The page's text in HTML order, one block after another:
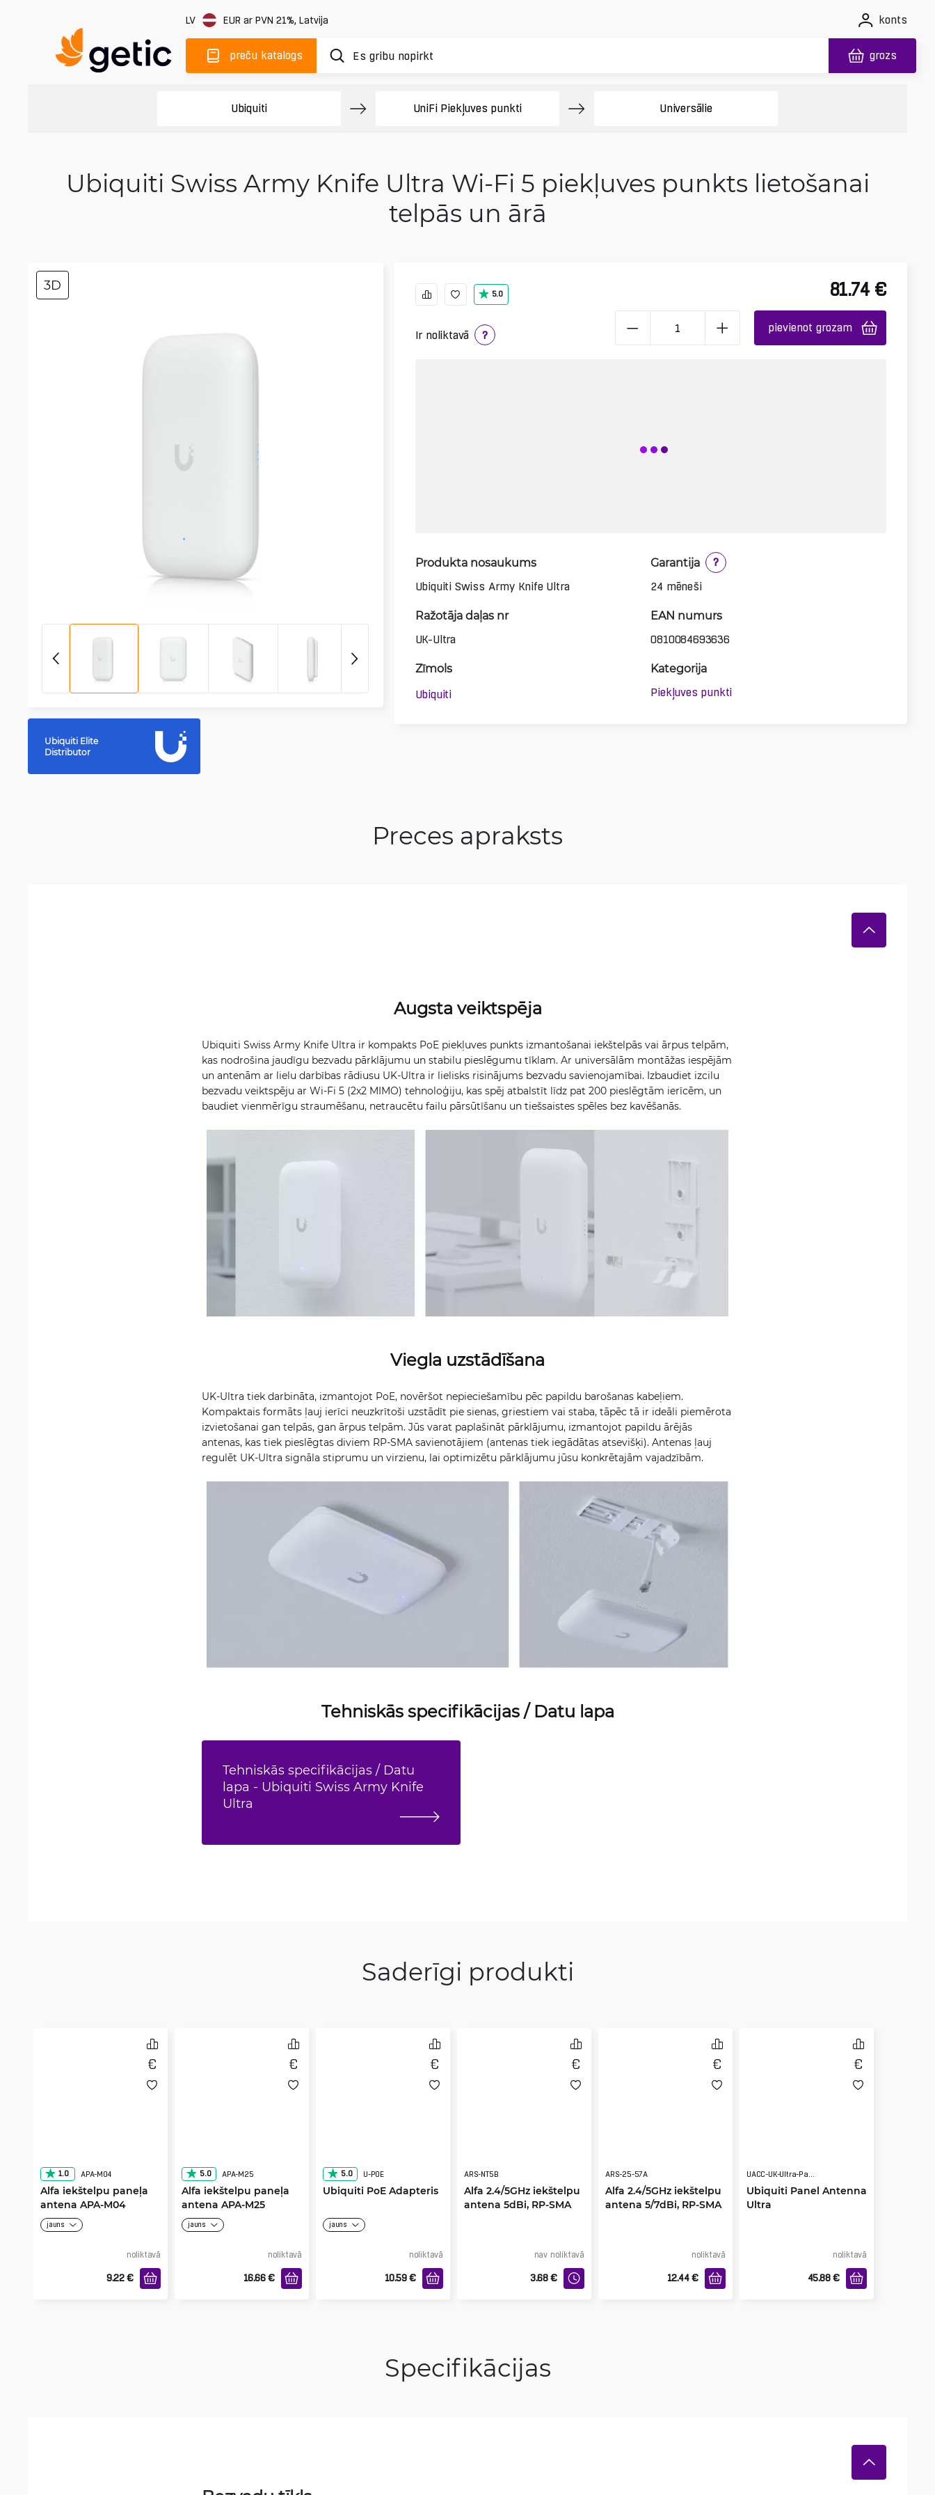
LV EUR ar PVN 21%, Latvija konts
preču katalogs grozs
Ubiquiti UniFi Piekļuves punkti Universālie
Ubiquiti Swiss Army Knife Ultra Wi-Fi 5 piekļuves punkts lietošanai
telpās un ārā
3D
Ubiquiti Elite
Distributor
5.0
Ir noliktavā ?
81.74 €
pievienot grozam
Produkta nosaukums
Ubiquiti Swiss Army Knife Ultra
Garantija
?
24 mēneši
Ražotāja daļas nr
UK-Ultra
EAN numurs
0810084693636
Zīmols
Ubiquiti
Kategorija
Piekļuves punkti
Preces apraksts
Augsta veiktspēja
Ubiquiti Swiss Army Knife Ultra ir kompakts PoE piekļuves punkts izmantošanai iekštelpās vai ārpus telpām,
kas nodrošina jaudīgu bezvadu pārklājumu un stabilu pieslēgumu tīklam. Ar universālām montāžas iespējām
un antenām ar lielu darbības rādiusu UK-Ultra ir lielisks risinājums bezvadu savienojamībai. Izbaudiet izcilu
bezvadu veiktspēju ar Wi-Fi 5 (2x2 MIMO) tehnoloģiju, kas spēj atbalstīt līdz pat 200 pieslēgtām ierīcēm, un
baudiet vienmērīgu straumēšanu, netraucētu failu pārsūtīšanu un tiešsaistes spēles bez kavēšanās.
Viegla uzstādīšana
UK-Ultra tiek darbināta, izmantojot PoE, novēršot nepieciešamību pēc papildu barošanas kabeļiem.
Kompaktais formāts ļauj ierīci neuzkrītoši uzstādīt pie sienas, griestiem vai staba, tāpēc tā ir ideāli piemērota
izvietošanai gan telpās, gan ārpus telpām. Jūs varat paplašināt pārklājumu, izmantojot papildu ārējās
antenas, kas tiek pieslēgtas diviem RP-SMA savienotājiem (antenas tiek iegādātas atsevišķi). Antenas ļauj
regulēt UK-Ultra signāla stiprumu un virzienu, lai optimizētu pārklājumu jūsu konkrētajām vajadzībām.
Tehniskās specifikācijas / Datu lapa
Tehniskās specifikācijas / Datu
lapa - Ubiquiti Swiss Army Knife
Ultra
Saderīgi produkti
1.0 APA-M04
Alfa iekštelpu paneļa
antena APA-M04
jauns
noliktavā
9.22 €
5.0 APA-M25
Alfa iekštelpu paneļa
antena APA-M25
jauns
noliktavā
16.66 €
5.0 U-POE
Ubiquiti PoE Adapteris
jauns
noliktavā
10.59 €
ARS-NT5B
Alfa 2.4/5GHz iekštelpu
antena 5dBi, RP-SMA
nav noliktavā
3.68 €
ARS-25-57A
Alfa 2.4/5GHz iekštelpu
antena 5/7dBi, RP-SMA
noliktavā
12.44 €
UACC-UK-Ultra-Panel-Antenna
Ubiquiti Panel Antenna
Ultra
noliktavā
45.88 €
Specifikācijas